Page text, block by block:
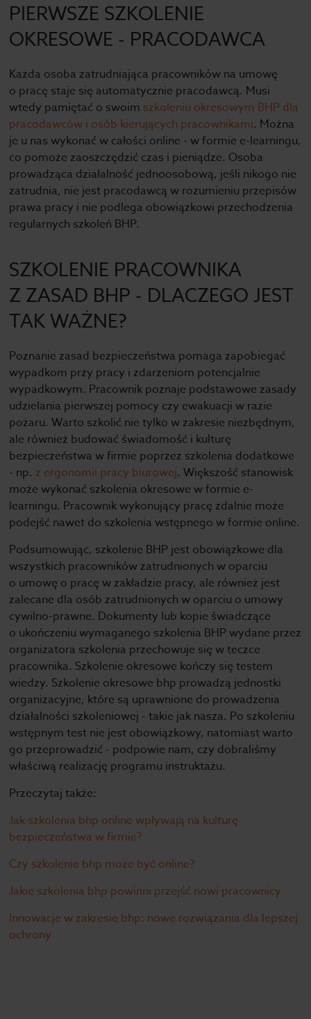
PIERWSZE SZKOLENIE
OKRESOWE - PRACODAWCA
Każda osoba zatrudniająca pracowników na umowę
o pracę staje się automatycznie pracodawcą. Musi
wtedy pamiętać o swoim szkoleniu okresowym BHP dla
pracodawców i osób kierujących pracownikami. Można
je u nas wykonać w całości online - w formie e-learningu,
co pomoże zaoszczędzić czas i pieniądze. Osoba
prowadząca działalność jednoosobową, jeśli nikogo nie
zatrudnia, nie jest pracodawcą w rozumieniu przepisów
prawa pracy i nie podlega obowiązkowi przechodzenia
regularnych szkoleń BHP.
SZKOLENIE PRACOWNIKA
Z ZASAD BHP - DLACZEGO JEST
TAK WAŻNE?
Poznanie zasad bezpieczeństwa pomaga zapobiegać
wypadkom przy pracy i zdarzeniom potencjalnie
wypadkowym. Pracownik poznaje podstawowe zasady
udzielania pierwszej pomocy czy ewakuacji w razie
pożaru. Warto szkolić nie tylko w zakresie niezbędnym,
ale również budować świadomość i kulturę
bezpieczeństwa w firmie poprzez szkolenia dodatkowe
- np. z ergonomii pracy biurowej. Większość stanowisk
może wykonać szkolenia okresowe w formie e-
learningu. Pracownik wykonujący pracę zdalnie może
podejść nawet do szkolenia wstępnego w formie online.
Podsumowując, szkolenie BHP jest obowiązkowe dla
wszystkich pracowników zatrudnionych w oparciu
o umowę o pracę w zakładzie pracy, ale również jest
zalecane dla osób zatrudnionych w oparciu o umowy
cywilno-prawne. Dokumenty lub kopie świadczące
o ukończeniu wymaganego szkolenia BHP wydane przez
organizatora szkolenia przechowuje się w teczce
pracownika. Szkolenie okresowe kończy się testem
wiedzy. Szkolenie okresowe bhp prowadzą jednostki
organizacyjne, które są uprawnione do prowadzenia
działalności szkoleniowej - takie jak nasza. Po szkoleniu
wstępnym test nie jest obowiązkowy, natomiast warto
go przeprowadzić - podpowie nam, czy dobraliśmy
właściwą realizację programu instruktażu.
Przeczytaj także:
Jak szkolenia bhp online wpływają na kulturę
bezpieczeństwa w firmie?
Czy szkolenie bhp może być online?
Jakie szkolenia bhp powinni przejść nowi pracownicy
Innowacje w zakresie bhp: nowe rozwiązania dla lepszej
ochrony